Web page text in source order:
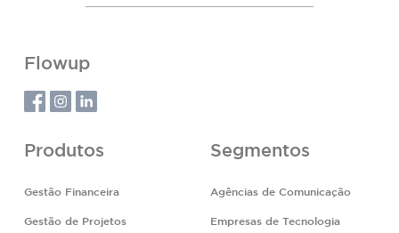
Flowup
Produtos
Gestão Financeira
Gestão de Projetos
Segmentos
Agências de Comunicação
Empresas de Tecnologia